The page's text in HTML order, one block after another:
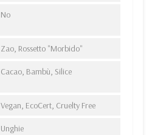
No
Zao, Rossetto "Morbido"
Cacao, Bambù, Silice
Vegan, EcoCert, Cruelty Free
Unghie